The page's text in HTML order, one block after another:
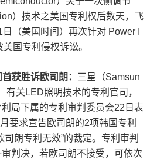
）技术之美国专利权后数天，飞
（美国时间）再次针对 Power I
国专利侵权诉讼。
获胜诉欧司朗：
三星（Samsun
有关LED照明技术的专利官司，
局下属的专利审判委员会22日表
要求宣告欧司朗的2项韩国专利
司朗专利无效”的裁定。专利审判
判决，若欧司朗不接受，可依次